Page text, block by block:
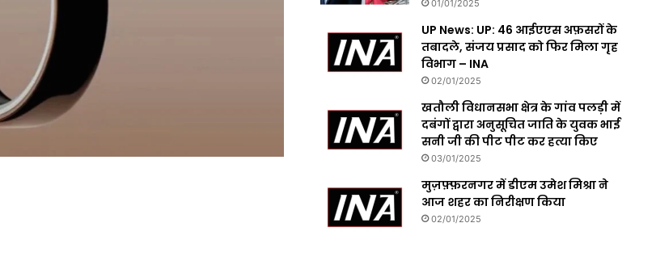
01/01/2025
UP News: UP: 46 आईएएस अफ़सरों के
तबादले, संजय प्रसाद को फिर मिला गृह
विभाग – INA
02/01/2025
खतौली विधानसभा क्षेत्र के गांव पलड़ी में
दबंगों द्वारा अनुसूचित जाति के युवक भाई
सनी जी की पीट पीट कर हत्या किए
03/01/2025
मुज़फ़्फ़रनगर में डीएम उमेश मिश्रा ने
आज शहर का निरीक्षण किया
02/01/2025